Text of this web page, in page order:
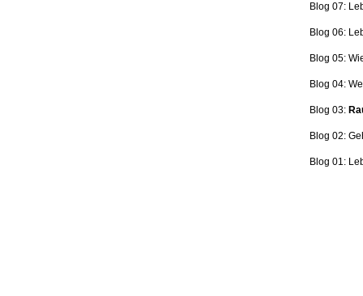
Blog 07:
Blog 06:
Blog 05:
Blog 04:
Blog 03:
Blog 02:
Blog 01: